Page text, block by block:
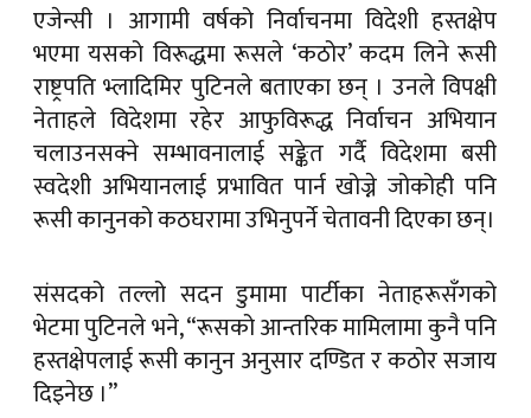
एजेन्सी । आगामी वर्षको निर्वाचनमा विदेशी हस्तक्षेप
भएमा यसको विरूद्धमा रूसले ‘कठोर’ कदम लिने रूसी
राष्ट्रपति भ्लादिमिर पुटिनले बताएका छन् । उनले विपक्षी
नेताहले विदेशमा रहेर आफुविरूद्ध निर्वाचन अभियान
चलाउनसक्ने सम्भावनालाई सङ्केत गर्दै विदेशमा बसी
स्वदेशी अभियानलाई प्रभावित पार्न खोज्ने जोकोही पनि
रूसी कानुनको कठघरामा उभिनुपर्ने चेतावनी दिएका छन्।
संसदको तल्लो सदन डुमामा पार्टीका नेताहरूसँगको
भेटमा पुटिनले भने, “रूसको आन्तरिक मामिलामा कुनै पनि
हस्तक्षेपलाई रूसी कानुन अनुसार दण्डित र कठोर सजाय
दिइनेछ ।”